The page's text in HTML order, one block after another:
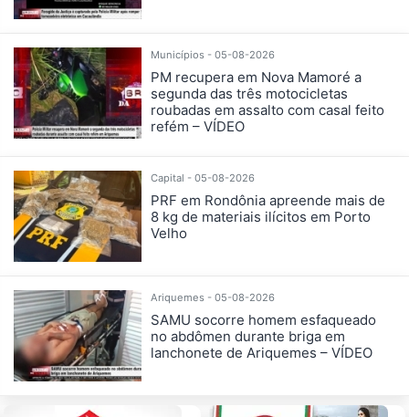
Municípios - 05-08-2026
PM recupera em Nova Mamoré a
segunda das três motocicletas
roubadas em assalto com casal feito
refém – VÍDEO
Capital - 05-08-2026
PRF em Rondônia apreende mais de
8 kg de materiais ilícitos em Porto
Velho
Ariquemes - 05-08-2026
SAMU socorre homem esfaqueado
no abdômen durante briga em
lanchonete de Ariquemes – VÍDEO